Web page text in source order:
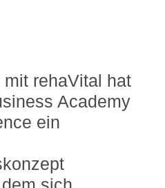
rehaVital hat
Academy
ein